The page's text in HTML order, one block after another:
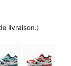
livraison.)